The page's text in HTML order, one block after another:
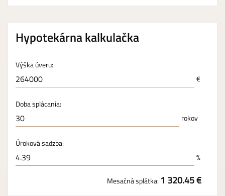
Hypotekárna kalkulačka
Výška úveru:
€
Doba splácania:
rokov
Úroková sadzba:
%
Mesačná splátka: 1 320.45 €